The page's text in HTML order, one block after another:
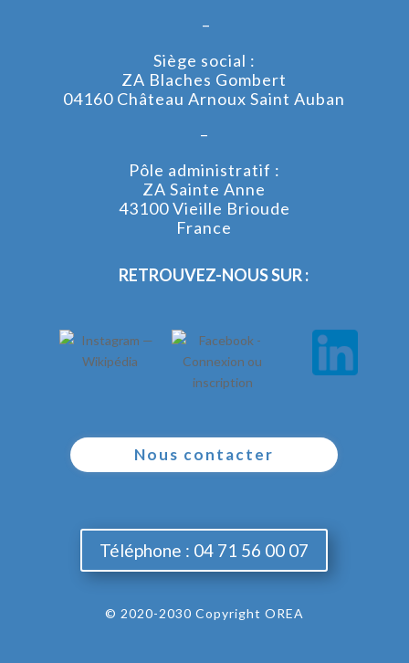
–
Siège social :
ZA Blaches Gombert
04160 Château Arnoux Saint Auban
–
Pôle administratif :
ZA Sainte Anne
43100 Vieille Brioude
France
RETROUVEZ-NOUS SUR :
Nous contacter
Téléphone : 04 71 56 00 07
© 2020-2030 Copyright OREA